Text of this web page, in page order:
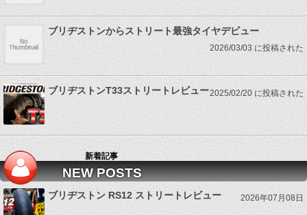
ブリヂストンからストリート最強タイヤデビュー
2026/03/03 に投稿された
ブリヂストンT33ストリートレビュー2025/02/20 に投稿された
新着記事
NEW POSTS
ブリヂストン RS12 ストリートレビュー 2026年07月08日